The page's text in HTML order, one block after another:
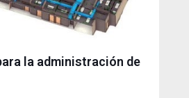
la administración de